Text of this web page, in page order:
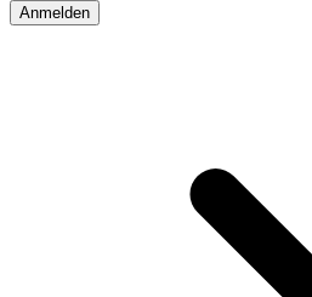
Anmelden